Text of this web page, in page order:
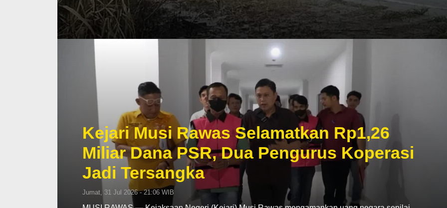
Kejari Musi Rawas Selamatkan Rp1,26
Miliar Dana PSR, Dua Pengurus Koperasi
Jadi Tersangka
Jumat, 31 Jul 2026 - 21:06 WIB